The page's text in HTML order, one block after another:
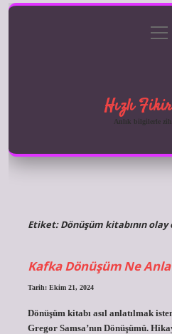
Gizlilik aç
Hızlı
Anlık bilgilerle
Etiket:Dönüşüm kitabının
Kafka Dönüşüm Ne
Tarih: Ekim 21, 2024
Dönüşüm kitabı asıl anlatılmak
Gregor Samsa’nın Dönüşümü.